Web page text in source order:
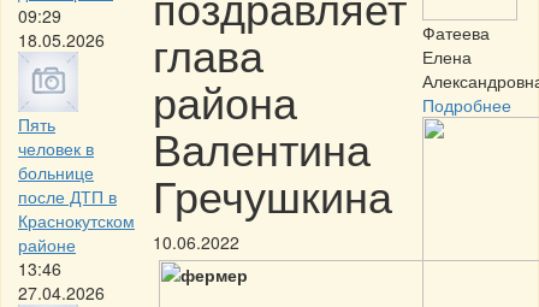
09:29
18.05.2026
Пять
человек в
больнице
после ДТП в
Краснокутском
районе
13:46
27.04.2026
глава
района
Валентина
Гречушкина
10.06.2022
Фатеева
Елена
Подробнее